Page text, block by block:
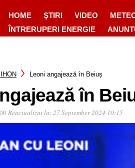
HOME ŞTIRI VIDEO
ÎNTRERUPERI ENERGIE
Leoni angajează în Beiuș
în
Reactualizat la:27 September 2024 10:15